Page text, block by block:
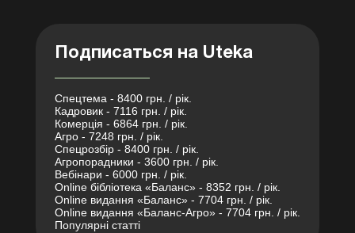
Подписаться на Uteka
Спецтема - 8400 грн. / рік.
Кадровик - 7116 грн. / рік.
Комерція - 6864 грн. / рік.
Агро - 7248 грн. / рік.
Спецрозбір - 8400 грн. / рік.
Агропорадники - 3600 грн. / рік.
Вебінари - 6000 грн. / рік.
Online бібліотека «Баланс» - 8352 грн. / рік.
Online видання «Баланс» - 7704 грн. / рік.
Online видання «Баланс-Агро» - 7704 грн. / рік.
Популярні статті